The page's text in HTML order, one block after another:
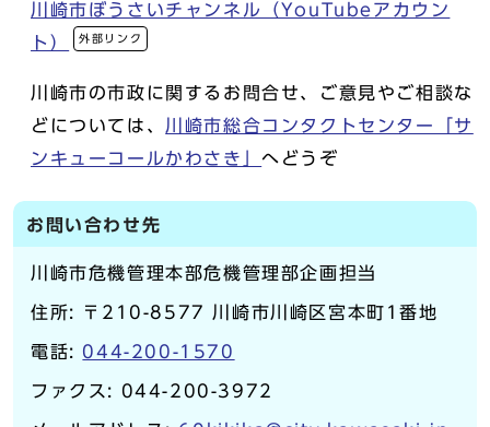
川崎市ぼうさいチャンネル（YouTubeアカウン
ト）
外部リンク
川崎市の市政に関するお問合せ、ご意見やご相談な
どについては、 川崎市総合コンタクトセンター「サ
ンキューコールかわさき」へどうぞ
お問い合わせ先
川崎市危機管理本部危機管理部企画担当
住所: 〒210-8577 川崎市川崎区宮本町1番地
電話: 044-200-1570
ファクス: 044-200-3972